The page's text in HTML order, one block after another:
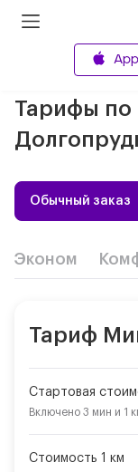
Тарифы по
Обычный заказ
Эконом
Тариф
Стартовая
Включено 3 мин и 1
Стоимость 1 км